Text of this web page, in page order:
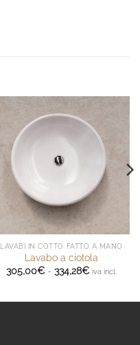
LAVABI IN COTTO FATTO A MANO
Lavabo a ciotola
305,00€ - 334,28€Fascia
305,00€
iva incl.